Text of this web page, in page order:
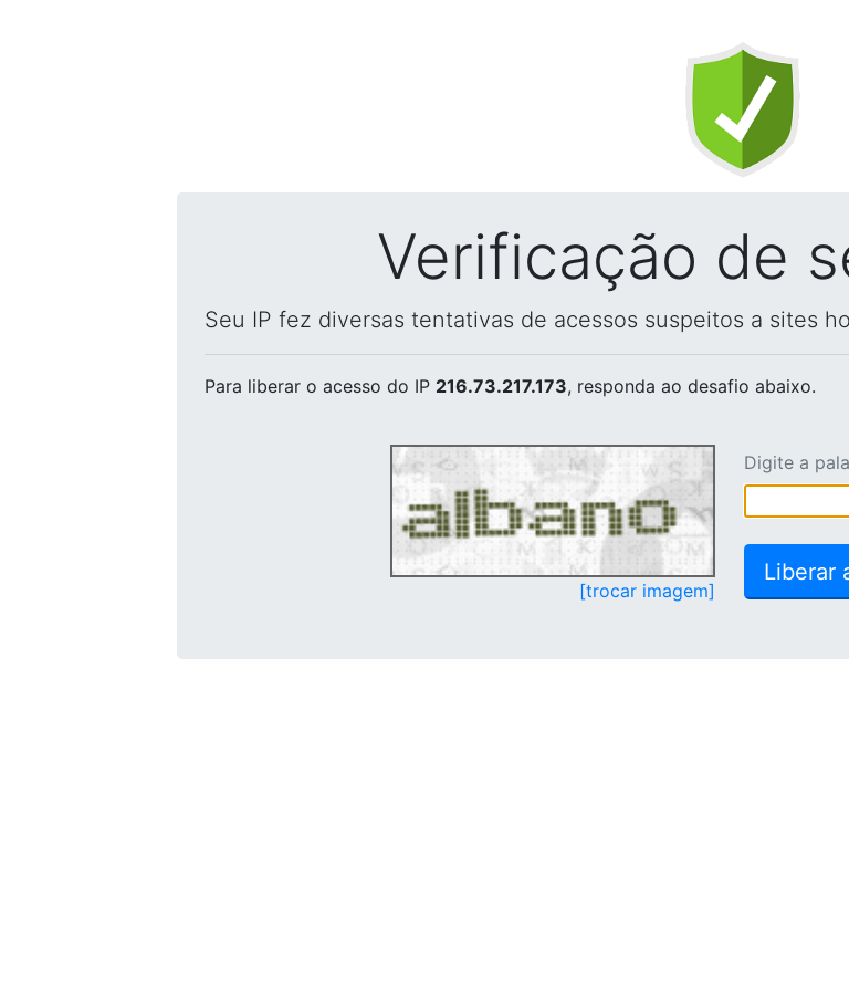
Verificação de
Seu IP fez diversas tentativas de acessos suspeitos a sites
Para liberar o acesso do IP 216.73.217.173, responda ao desafio abaixo.
[trocar imagem]
Digite a